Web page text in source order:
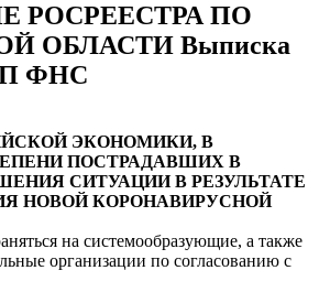
РОСРЕЕСТРА ПО
ОБЛАСТИ Выписка
ФНС
ЭКОНОМИКИ, В
ПОСТРАДАВШИХ В
СИТУАЦИИ В РЕЗУЛЬТАТЕ
НОВОЙ КОРОНАВИРУСНОЙ
на системообразующие, а также
организации по согласованию с